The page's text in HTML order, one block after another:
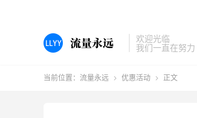
欢迎光临
我们一直在努力
当前位置： 流量永远  优惠活动  正文